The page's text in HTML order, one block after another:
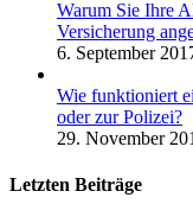
Warum Sie Ihre
Versicherung
6. September
Wie funktioniert
oder zur Polizei?
29. November
Letzten Beiträge